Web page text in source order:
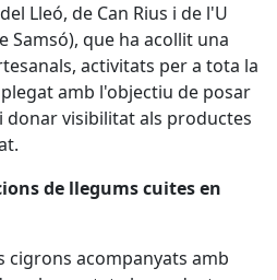
Lleó, de Can Rius i de l'U
Samsó), que ha acollit una
activitats per a tota la
amb l'objectiu de posar
donar visibilitat als productes
de llegums cuites en
cigrons acompanyats amb